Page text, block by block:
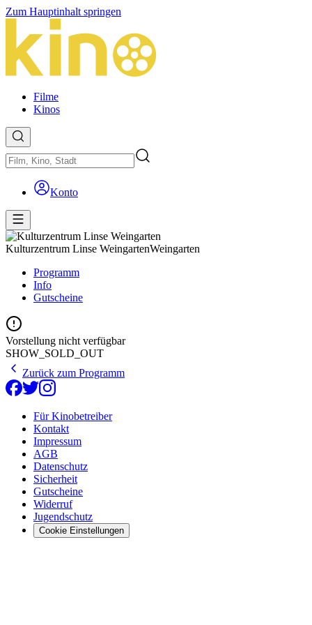
Zum Hauptinhalt springen
Filme
Kinos
Konto
Kulturzentrum Linse WeingartenWeingarten
Programm
Info
Gutscheine
Vorstellung nicht verfügbar
SHOW_SOLD_OUT
Zurück zum Programm
Für Kinobetreiber
Kontakt
Impressum
AGB
Datenschutz
Sicherheit
Gutscheine
Widerruf
Jugendschutz
Cookie Einstellungen